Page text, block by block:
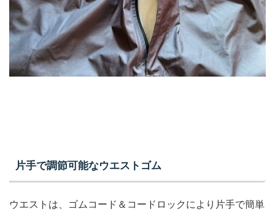
片手で調節可能なウエストゴム
ウエストは、ゴムコード＆コードロックにより片手で簡単